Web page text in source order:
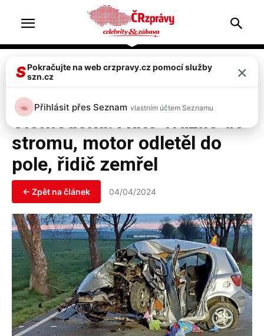
Doprava & nehody
Tragická nehoda na
Olomoucku! Auto vrazilo do
stromu, motor odletěl do
pole, řidič zemřel
← Zpět na článek 04/04/2024
SPokračujte na web crzpravy.cz pomocí služby
szn.cz
×
Přihlásit přes Seznam vlastním účtem Seznamu